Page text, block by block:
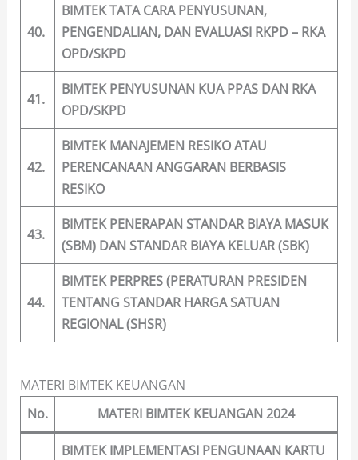
40.
BIMTEK TATA CARA PENYUSUNAN,
PENGENDALIAN, DAN EVALUASI RKPD – RKA
OPD/SKPD
41.
BIMTEK PENYUSUNAN KUA PPAS DAN RKA
OPD/SKPD
42.
BIMTEK MANAJEMEN RESIKO ATAU
PERENCANAAN ANGGARAN BERBASIS
RESIKO
43.
BIMTEK PENERAPAN STANDAR BIAYA MASUK
(SBM) DAN STANDAR BIAYA KELUAR (SBK)
44.
BIMTEK PERPRES (PERATURAN PRESIDEN
TENTANG STANDAR HARGA SATUAN
REGIONAL (SHSR)
MATERI BIMTEK KEUANGAN
No.
MATERI BIMTEK KEUANGAN 2024
BIMTEK IMPLEMENTASI PENGUNAAN KARTU